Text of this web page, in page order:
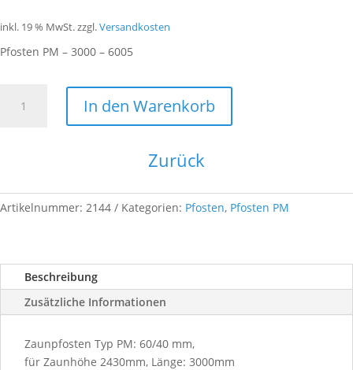
inkl. 19 % MwSt.zzgl.Versandkosten
Pfosten PM – 3000 – 6005
Menge
In den Warenkorb
Zurück
Artikelnummer: 2144 Kategorien: Pfosten, Pfosten PM
Beschreibung
Zusätzliche Informationen
Zaunpfosten Typ PM: 60/40 mm,
für Zaunhöhe 2430mm, Länge: 3000mm